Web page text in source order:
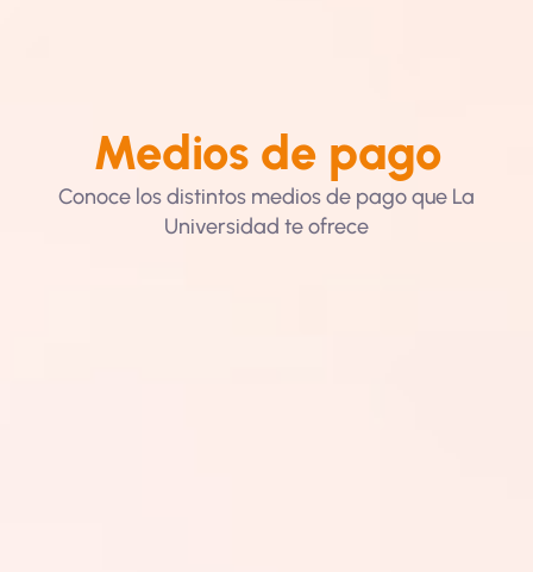
Medios de pago
Conoce los distintos medios de pago que La
Universidad te ofrece